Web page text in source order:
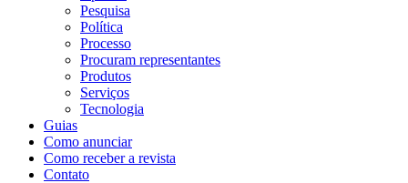
Pesquisa
Política
Processo
Procuram representantes
Produtos
Serviços
Tecnologia
Guias
Como anunciar
Como receber a revista
Contato